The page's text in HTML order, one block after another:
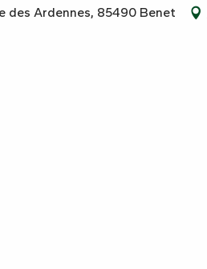
des Ardennes, 85490 Benet